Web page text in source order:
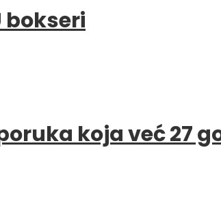
bokseri
koja već 27